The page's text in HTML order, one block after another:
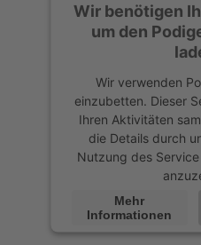
Wir benötigen
um den
Wir verwenden
einzubetten. Dieser
Ihren Aktivitäten
die Details durch
Nutzung des
Mehr
Informationen